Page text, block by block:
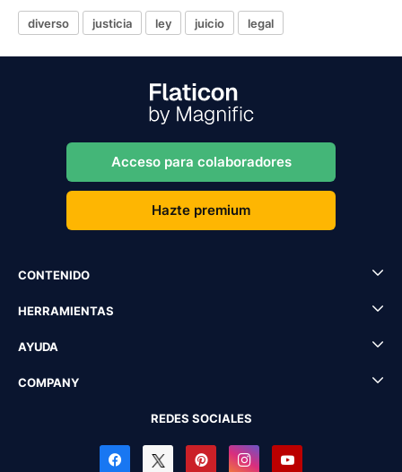
diverso justicia ley juicio legal
Acceso para colaboradores
Hazte premium
CONTENIDO
HERRAMIENTAS
AYUDA
COMPANY
REDES SOCIALES